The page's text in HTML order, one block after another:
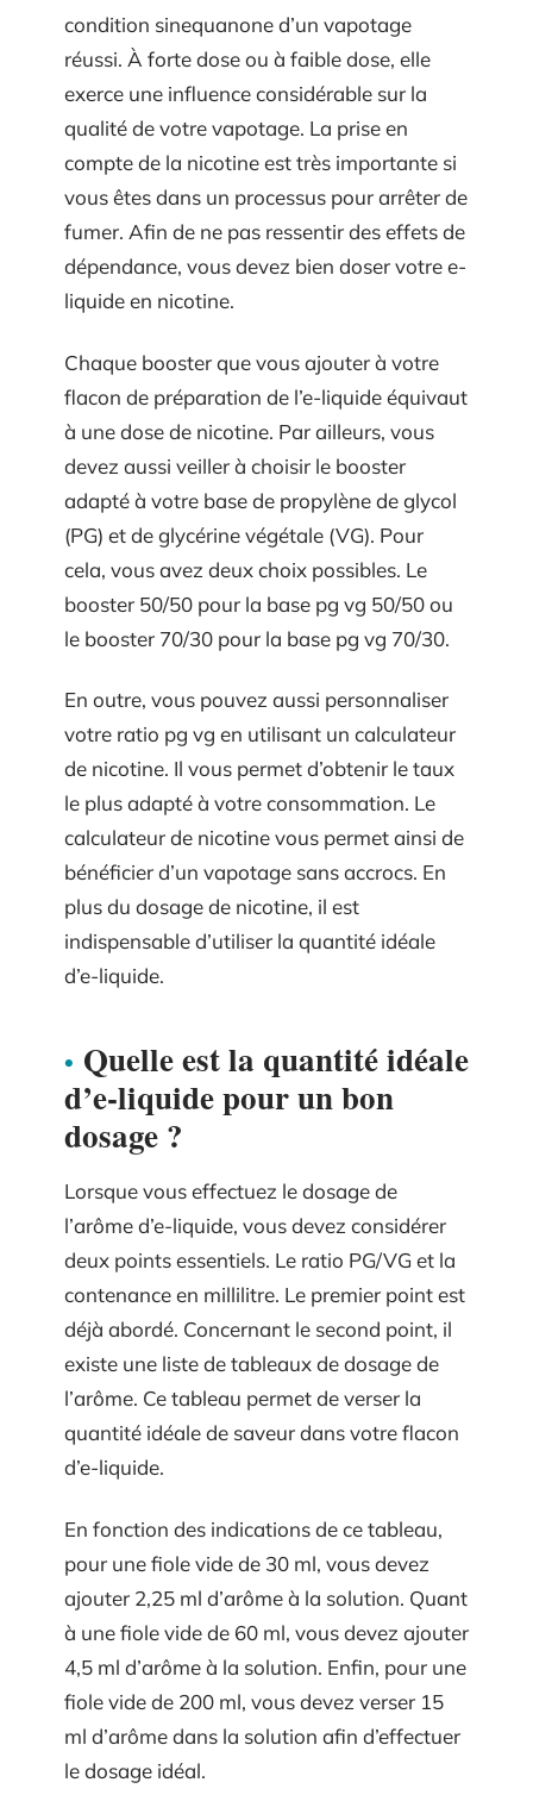
condition sinequanone d’un vapotage
réussi. À forte dose ou à faible dose, elle
exerce une influence considérable sur la
qualité de votre vapotage. La prise en
compte de la nicotine est très importante si
vous êtes dans un processus pour arrêter de
fumer. Afin de ne pas ressentir des effets de
dépendance, vous devez bien doser votre e-
liquide en nicotine.
Chaque booster que vous ajouter à votre
flacon de préparation de l’e-liquide équivaut
à une dose de nicotine. Par ailleurs, vous
devez aussi veiller à choisir le booster
adapté à votre base de propylène de glycol
(PG) et de glycérine végétale (VG). Pour
cela, vous avez deux choix possibles. Le
booster 50/50 pour la base pg vg 50/50 ou
le booster 70/30 pour la base pg vg 70/30.
En outre, vous pouvez aussi personnaliser
votre ratio pg vg en utilisant un calculateur
de nicotine. Il vous permet d’obtenir le taux
le plus adapté à votre consommation. Le
calculateur de nicotine vous permet ainsi de
bénéficier d’un vapotage sans accrocs. En
plus du dosage de nicotine, il est
indispensable d’utiliser la quantité idéale
d’e-liquide.
Quelle est la quantité idéale
d’e-liquide pour un bon
dosage ?
Lorsque vous effectuez le dosage de
l’arôme d’e-liquide, vous devez considérer
deux points essentiels. Le ratio PG/VG et la
contenance en millilitre. Le premier point est
déjà abordé. Concernant le second point, il
existe une liste de tableaux de dosage de
l’arôme. Ce tableau permet de verser la
quantité idéale de saveur dans votre flacon
d’e-liquide.
En fonction des indications de ce tableau,
pour une fiole vide de 30 ml, vous devez
ajouter 2,25 ml d’arôme à la solution. Quant
à une fiole vide de 60 ml, vous devez ajouter
4,5 ml d’arôme à la solution. Enfin, pour une
fiole vide de 200 ml, vous devez verser 15
ml d’arôme dans la solution afin d’effectuer
le dosage idéal.